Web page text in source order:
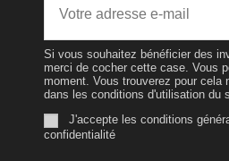
Si vous souhaitez bénéficier des
merci de cocher cette case. Vous
moment. Vous trouverez pour cela
dans les conditions d'utilisation du
J'accepte les conditions
confidentialité